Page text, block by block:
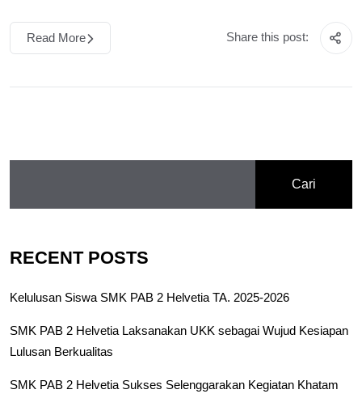
Read More Share this post:
Cari
RECENT POSTS
Kelulusan Siswa SMK PAB 2 Helvetia TA. 2025-2026
SMK PAB 2 Helvetia Laksanakan UKK sebagai Wujud Kesiapan
Lulusan Berkualitas
SMK PAB 2 Helvetia Sukses Selenggarakan Kegiatan Khatam